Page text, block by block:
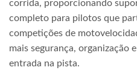
corrida, proporcionando
completo para pilotos que
competições de
mais segurança, organização
entrada na pista.